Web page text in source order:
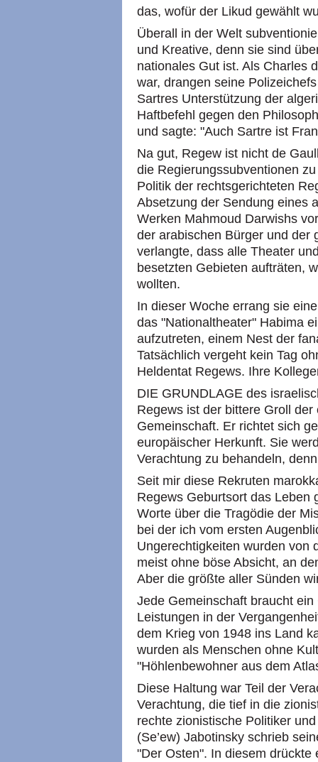
das, wofür der Likud gewählt
Überall in der Welt
und Kreative, denn sie sind
nationales Gut ist. Als Charles
war, drangen seine
Sartres Unterstützung der
Haftbefehl gegen den
und sagte: "Auch Sartre ist
Na gut, Regew ist nicht de
die Regierungssubventionen
Politik der rechtsgerichteten
Absetzung der Sendung eines
Werken Mahmoud Darwishs
der arabischen Bürger und der
verlangte, dass alle Theater
besetzten Gebieten aufträten,
wollten.
In dieser Woche errang sie
das "Nationaltheater" Habima
aufzutreten, einem Nest der
Tatsächlich vergeht kein Tag
Heldentat Regews. Ihre
DIE GRUNDLAGE des
Regews ist der bittere Groll
Gemeinschaft. Er richtet sich
europäischer Herkunft. Sie
Verachtung zu behandeln,
Seit mir diese Rekruten
Regews Geburtsort das Leben
Worte über die Tragödie der
bei der ich vom ersten
Ungerechtigkeiten wurden von
meist ohne böse Absicht, an
Aber die größte aller Sünden
Jede Gemeinschaft braucht
Leistungen in der
dem Krieg von 1948 ins Land
wurden als Menschen ohne
"Höhlenbewohner aus dem
Diese Haltung war Teil der
Verachtung, die tief in die
rechte zionistische Politiker
(Se’ew) Jabotinsky schrieb
"Der Osten". In diesem